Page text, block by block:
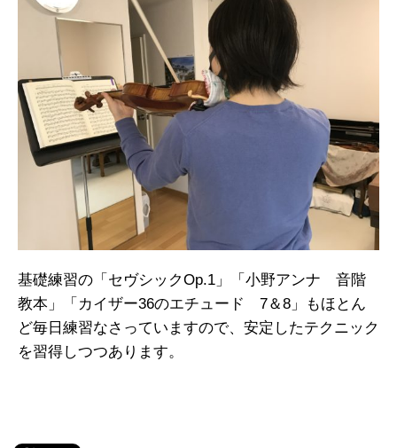
基礎練習の「セヴシックOp.1」「小野アンナ 音階
教本」「カイザー36のエチュード 7＆8」もほとん
ど毎日練習なさっていますので、安定したテクニック
を習得しつつあります。